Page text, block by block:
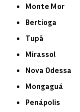
Monte Mor
Bertioga
Tupã
Mirassol
Nova Odessa
Mongaguá
Penápolis